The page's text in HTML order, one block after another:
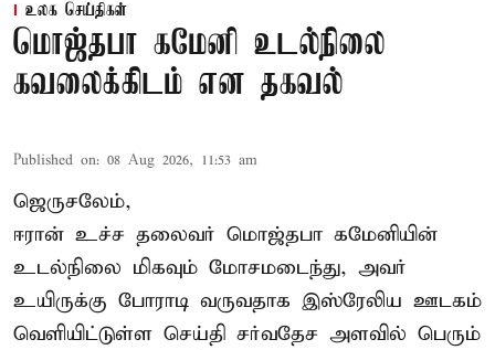
உலக செய்திகள்
மொஜ்தபா கமேனி உடல்நிலை
கவலைக்கிடம் என தகவல்
Published on: 08 Aug 2026, 11:53 am
ஜெருசலேம்,
ஈரான் உச்ச தலைவர் மொஜ்தபா கமேனியின்
உடல்நிலை மிகவும் மோசமடைந்து, அவர்
உயிருக்கு போராடி வருவதாக இஸ்ரேலிய ஊடகம்
வெளியிட்டுள்ள செய்தி சர்வதேச அளவில் பெரும்